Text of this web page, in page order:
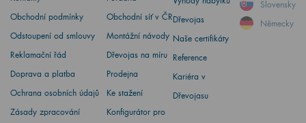
Obchodní podmínky
Odstoupení od smlouvy
Reklamační řád
Doprava a platba
Ochrana osobních údajů
Zásady zpracování
Obchodní síť v ČR
Montážní návody
Dřevojas na míru
Prodejna
Ke stažení
Konfigurátor pro
Dřevojas
Naše certifikáty
Reference
Kariéra v
Dřevojasu
Slovensky
Německy